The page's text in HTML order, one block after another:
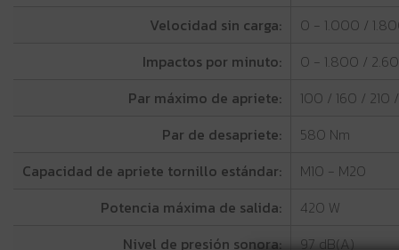
Velocidad sin carga:
0 - 1.000 /
Impactos por minuto:
0 - 1.800 /
Par máximo de apriete:
100 / 160 / 210
Par de desapriete:
580 Nm
Capacidad de apriete tornillo estándar:
M10 - M20
Potencia máxima de salida:
420 W
Nivel de presión sonora:
97 dB(A)